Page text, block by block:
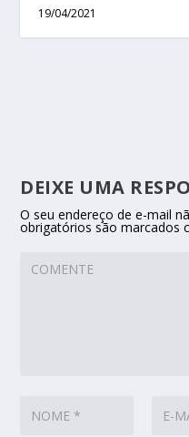
19/04/2021
DEIXE UMA
O seu endereço de e-mail
obrigatórios são marcados